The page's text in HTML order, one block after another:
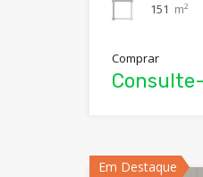
151 m²
Comprar
Em Destaque